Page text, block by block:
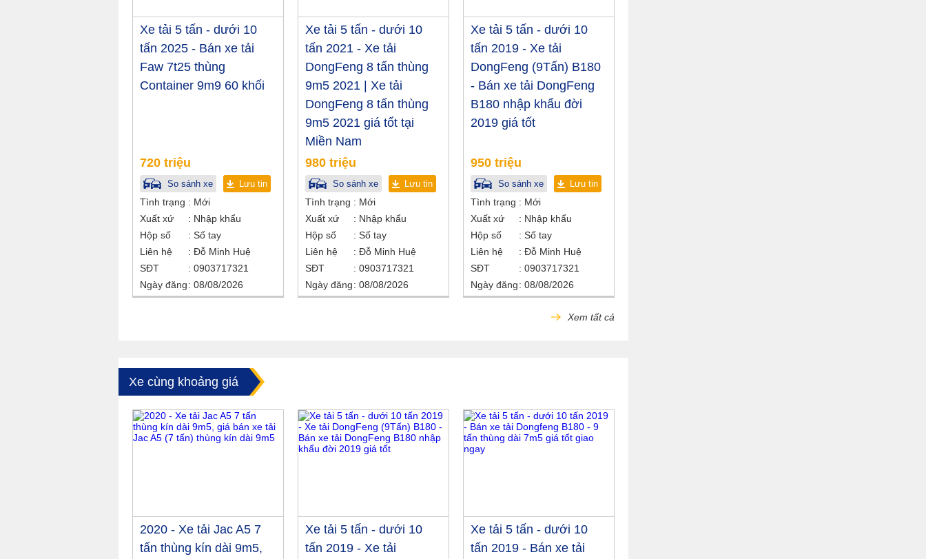
Xe tải 5 tấn - dưới 10
tấn 2025 - Bán xe tải
Faw 7t25 thùng
Container 9m9 60 khối
720 triệu
So sánh xe Lưu tin
Tình trạng
Mới
Xuất xứ
Nhập khẩu
Hộp số
Số tay
Liên hệ
Đỗ Minh Huệ
SĐT
0903717321
Ngày đăng
08/08/2026
Xe tải 5 tấn - dưới 10
tấn 2021 - Xe tải
DongFeng 8 tấn thùng
9m5 2021 | Xe tải
DongFeng 8 tấn thùng
9m5 2021 giá tốt tại
Miền Nam
980 triệu
So sánh xe Lưu tin
Tình trạng
Mới
Xuất xứ
Nhập khẩu
Hộp số
Số tay
Liên hệ
Đỗ Minh Huệ
SĐT
0903717321
Ngày đăng
08/08/2026
Xe tải 5 tấn - dưới 10
tấn 2019 - Xe tải
DongFeng (9Tấn) B180
- Bán xe tải DongFeng
B180 nhập khẩu đời
2019 giá tốt
950 triệu
So sánh xe Lưu tin
Tình trạng
Mới
Xuất xứ
Nhập khẩu
Hộp số
Số tay
Liên hệ
Đỗ Minh Huệ
SĐT
0903717321
Ngày đăng
08/08/2026
Xem tất cả
Xe cùng khoảng giá
2020 - Xe tải Jac A5 7
tấn thùng kín dài 9m5,
Xe tải 5 tấn - dưới 10
tấn 2019 - Xe tải
Xe tải 5 tấn - dưới 10
tấn 2019 - Bán xe tải